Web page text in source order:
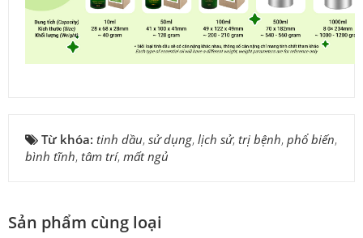
Từ khóa: tinh dầu, sử dụng, lịch sử, trị bệnh, phổ biến,
bình tĩnh, tâm trí, mất ngủ
Sản phẩm cùng loại